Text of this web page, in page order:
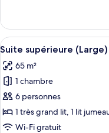
Chambre
double
Chambre
double
Afficher
toutes
les
photos
pour
ce
type
4
Suite supérieure (Large)
65 m²
1 chambre
6 personnes
1 très grand lit, 1 lit
Wi-Fi gratuit